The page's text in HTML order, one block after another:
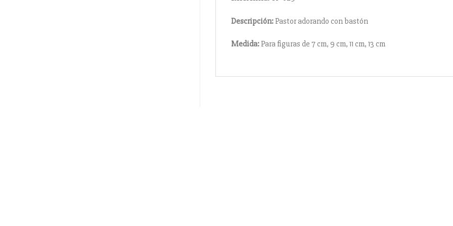
Descripción:Pastor adorando con bastón
Medida:Para figuras de 7 cm, 9 cm, 11 cm, 13 cm